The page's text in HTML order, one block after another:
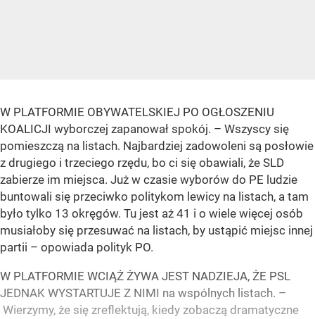
W PLATFORMIE OBYWATELSKIEJ PO OGŁOSZENIU
KOALICJI wyborczej zapanował spokój. – Wszyscy się
pomieszczą na listach. Najbardziej zadowoleni są posłowie
z drugiego i trzeciego rzędu, bo ci się obawiali, że SLD
zabierze im miejsca. Już w czasie wyborów do PE ludzie
buntowali się przeciwko politykom lewicy na listach, a tam
było tylko 13 okręgów. Tu jest aż 41 i o wiele więcej osób
musiałoby się przesuwać na listach, by ustąpić miejsc innej
partii – opowiada polityk PO.
W PLATFORMIE WCIĄŻ ŻYWA JEST NADZIEJA, ŻE PSL
JEDNAK WYSTARTUJE Z NIMI na wspólnych listach. –
Wierzymy, że się zreflektują, kiedy zobaczą dramatyczne